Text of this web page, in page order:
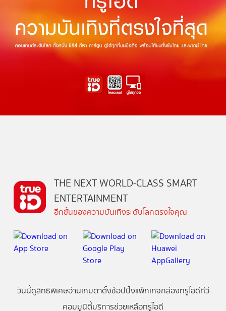
THE NEXT WORLD-CLASS SMART
ENTERTAINMENT
อีกขั้นของความบันเทิงระดับโลกตรงใจคุณ
วันนี้ดูสิทธิพิเศษอ่านเกมตาตั้งช้อปปิ้งแพ็กเกจกล่องทรูไอดีทีวี
คอมมูนิตี้บริการช่วยเหลือทรูไอดี